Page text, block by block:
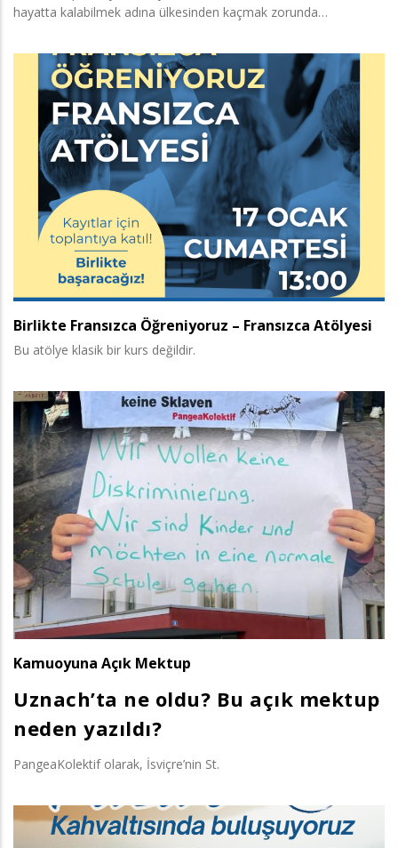
hayatta kalabilmek adına ülkesinden kaçmak zorunda…
Birlikte Fransızca Öğreniyoruz – Fransızca Atölyesi
Bu atölye klasik bir kurs değildir.
Kamuoyuna Açık Mektup
Uznach’ta ne oldu? Bu açık mektup
neden yazıldı?
PangeaKolektif olarak, İsviçre’nin St.